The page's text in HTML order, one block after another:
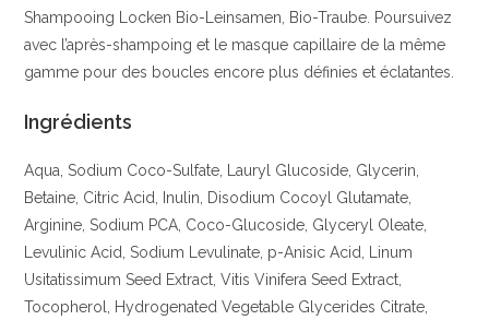
Shampooing Locken Bio-Leinsamen, Bio-Traube. Poursuivez
avec l’après-shampoing et le masque capillaire de la même
gamme pour des boucles encore plus définies et éclatantes.
Ingrédients
Aqua, Sodium Coco-Sulfate, Lauryl Glucoside, Glycerin,
Betaine, Citric Acid, Inulin, Disodium Cocoyl Glutamate,
Arginine, Sodium PCA, Coco-Glucoside, Glyceryl Oleate,
Levulinic Acid, Sodium Levulinate, p-Anisic Acid, Linum
Usitatissimum Seed Extract, Vitis Vinifera Seed Extract,
Tocopherol, Hydrogenated Vegetable Glycerides Citrate,